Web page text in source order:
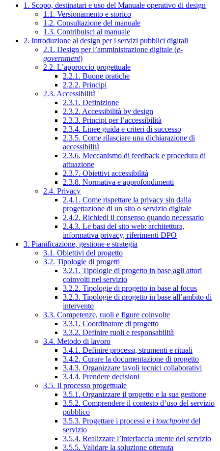
1. Scopo, destinatari e uso del Manuale operativo di design
1.1. Versionamento e storico
1.2. Consultazione del manuale
1.3. Contribuisci al manuale
2. Introduzione al design per i servizi pubblici digitali
2.1. Design per l’amministrazione digitale (e-
government)
2.2. L’approccio progettuale
2.2.1. Buone pratiche
2.2.2. Principi
2.3. Accessibilità
2.3.1. Definizione
2.3.2. Accessibilità by design
2.3.3. Principi per l’accessibilità
2.3.4. Linee guida e criteri di successo
2.3.5. Come rilasciare una dichiarazione di
accessibilità
2.3.6. Meccanismo di feedback e procedura di
attuazione
2.3.7. Obiettivi accessibilità
2.3.8. Normativa e approfondimenti
2.4. Privacy
2.4.1. Come rispettare la privacy sin dalla
progettazione di un sito o servizio digitale
2.4.2. Richiedi il consenso quando necessario
2.4.3. Le basi del sito web: architettura,
informativa privacy, riferimenti DPO
3. Pianificazione, gestione e strategia
3.1. Obiettivi del progetto
3.2. Tipologie di progetti
3.2.1. Tipologie di progetto in base agli attori
coinvolti nel servizio
3.2.2. Tipologie di progetto in base al focus
3.2.3. Tipologie di progetto in base all’ambito di
intervento
3.3. Competenze, ruoli e figure coinvolte
3.3.1. Coordinatore di progetto
3.3.2. Definire ruoli e responsabilità
3.4. Metodo di lavoro
3.4.1. Definire processi, strumenti e rituali
3.4.2. Curare la documentazione di progetto
3.4.3. Organizzare tavoli tecnici collaborativi
3.4.4. Prendere decisioni
3.5. Il processo progettuale
3.5.1. Organizzare il progetto e la sua gestione
3.5.2. Comprendere il contesto d’uso del servizio
pubblico
3.5.3. Progettare i processi e i touchpointdel
servizio
3.5.4. Realizzare l’interfaccia utente del servizio
3.5.5. Validare la soluzione ottenuta